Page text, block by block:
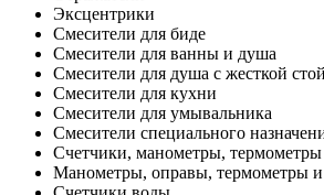
Эксцентрики
Смесители для биде
Смесители для ванны и душа
Смесители для душа с жесткой
Смесители для кухни
Смесители для умывальника
Смесители специального
Счетчики, манометры, термометры
Манометры, оправы, термометры